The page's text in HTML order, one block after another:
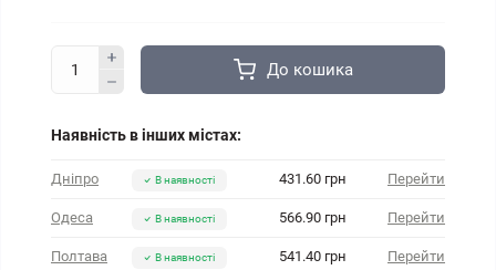
До кошика
Наявність в інших містах:
Дніпро В наявності 431.60 грн Перейти
Одеса В наявності 566.90 грн Перейти
Полтава В наявності 541.40 грн Перейти